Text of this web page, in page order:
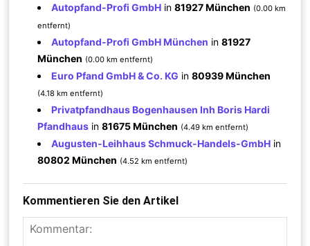
Autopfand-Profi GmbH in81927 München (0.00 km
entfernt)
Autopfand-Profi GmbH München in81927
München (0.00 km entfernt)
Euro Pfand GmbH & Co. KG in80939 München
(4.18 km entfernt)
Privatpfandhaus Bogenhausen Inh Boris Hardi
Pfandhaus in81675 München (4.49 km entfernt)
Augusten-Leihhaus Schmuck-Handels-GmbH in
80802 München (4.52 km entfernt)
Kommentieren Sie den Artikel